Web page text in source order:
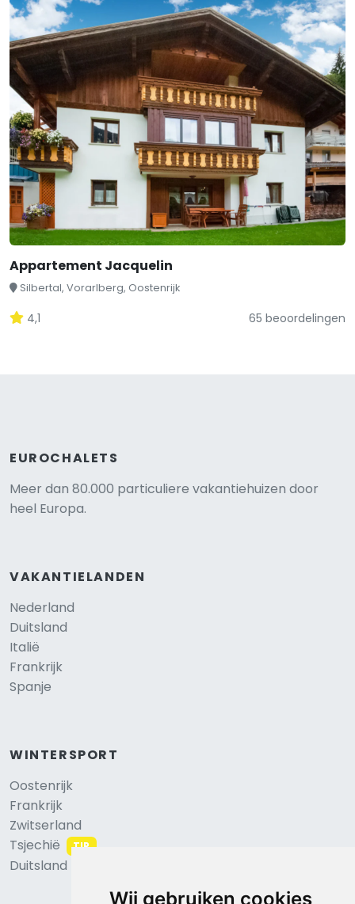
Wij gebruiken cookies
Appartement Jacquelin
Silbertal, Vorarlberg, Oostenrijk
4,1 65 beoordelingen
EUROCHALETS
Meer dan 80.000 particuliere vakantiehuizen door
heel Europa.
VAKANTIELANDEN
Nederland
Duitsland
Italië
Frankrijk
Spanje
WINTERSPORT
Oostenrijk
Frankrijk
Zwitserland
Tsjechië
TIP
Duitsland